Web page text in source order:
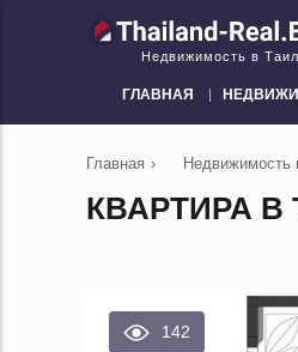
Недвижимость в
ГЛАВНАЯ
Главная › Недвижимость
КВАРТИРА В
142